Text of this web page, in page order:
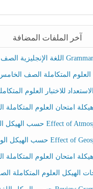
آخر الملفات المضافة
المتكاملة الصف الخامس عام الفصل الدراسي
للاختبار العلوم المتكاملة الصف
العلوم المتكاملة الصف الخامس
العلوم المتكاملة الصف الخامس
العلوم المتكاملة الصف الخامس